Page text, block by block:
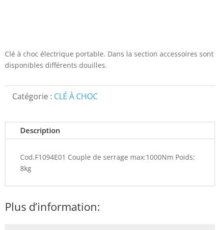
Clé à choc électrique portable. Dans la section accessoires sont
disponibles différents douilles.
Catégorie : CLÉ À CHOC
Description
Cod.F1094E01 Couple de serrage max:1000Nm Poids:
8kg
Plus d’information: